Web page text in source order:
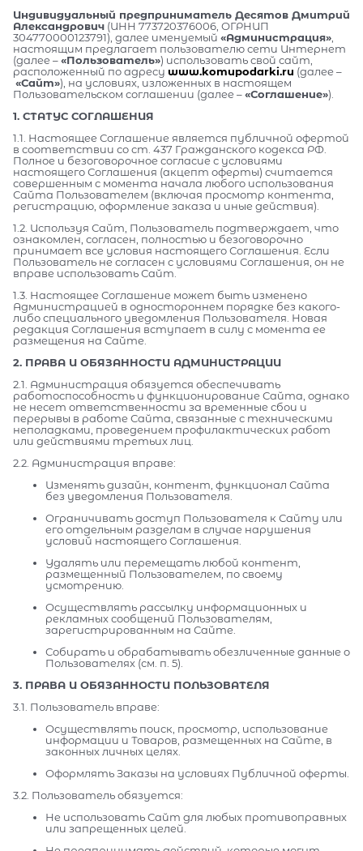
Индивидуальный предприниматель Десятов Дмитрий
Александрович (ИНН 773720376006, ОГРНИП
304770000123791), далее именуемый «Администрация»
настоящим предлагает пользователю сети Интернет
(далее –«Пользователь») использовать свой сайт,
расположенный по адресу www.komupodarki.ru (далее –
«Сайт»), на условиях, изложенных в настоящем
Пользовательском соглашении (далее –«Соглашение»).
1. СТАТУС СОГЛАШЕНИЯ
1.1. Настоящее Соглашение является публичной офертой
в соответствии со ст. 437 Гражданского кодекса РФ.
Полное и безоговорочное согласие с условиями
настоящего Соглашения (акцепт оферты) считается
совершенным с момента начала любого использования
Сайта Пользователем (включая просмотр контента,
регистрацию, оформление заказа и иные действия).
1.2. Используя Сайт, Пользователь подтверждает, что
ознакомлен, согласен, полностью и безоговорочно
принимает все условия настоящего Соглашения. Если
Пользователь не согласен с условиями Соглашения, он не
вправе использовать Сайт.
1.3. Настоящее Соглашение может быть изменено
Администрацией в одностороннем порядке без какого-
либо специального уведомления Пользователя. Новая
редакция Соглашения вступает в силу с момента ее
размещения на Сайте.
2. ПРАВА И ОБЯЗАННОСТИ АДМИНИСТРАЦИИ
2.1. Администрация обязуется обеспечивать
работоспособность и функционирование Сайта, однако
не несет ответственности за временные сбои и
перерывы в работе Сайта, связанные с техническими
неполадками, проведением профилактических работ
или действиями третьих лиц.
2.2. Администрация вправе:
Изменять дизайн, контент, функционал Сайта
без уведомления Пользователя.
Ограничивать доступ Пользователя к Сайту или
его отдельным разделам в случае нарушения
условий настоящего Соглашения.
Удалять или перемещать любой контент,
размещенный Пользователем, по своему
усмотрению.
Осуществлять рассылку информационных и
рекламных сообщений Пользователям,
зарегистрированным на Сайте.
Собирать и обрабатывать обезличенные данные о
Пользователях (см. п. 5).
3. ПРАВА И ОБЯЗАННОСТИ ПОЛЬЗОВАТЕЛЯ
3.1. Пользователь вправе:
Осуществлять поиск, просмотр, использование
информации и Товаров, размещенных на Сайте, в
законных личных целях.
Оформлять Заказы на условиях Публичной оферты.
3.2. Пользователь обязуется:
Не использовать Сайт для любых противоправных
или запрещенных целей.